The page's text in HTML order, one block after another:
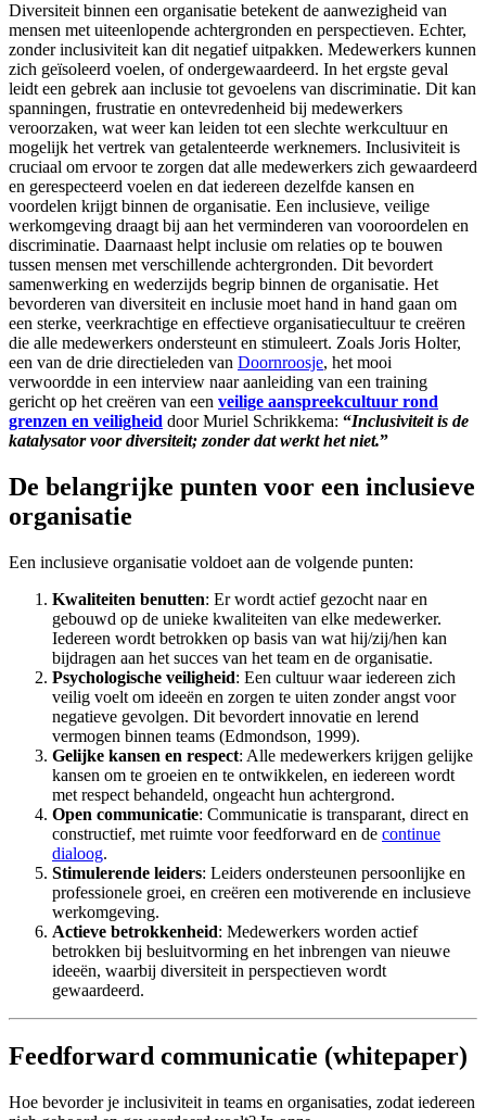
Diversiteit binnen een organisatie betekent de aanwezigheid van
mensen met uiteenlopende achtergronden en perspectieven. Echter,
zonder inclusiviteit kan dit negatief uitpakken. Medewerkers kunnen
zich geïsoleerd voelen, of ondergewaardeerd. In het ergste geval
leidt een gebrek aan inclusie tot gevoelens van discriminatie. Dit kan
spanningen, frustratie en ontevredenheid bij medewerkers
veroorzaken, wat weer kan leiden tot een slechte werkcultuur en
mogelijk het vertrek van getalenteerde werknemers. Inclusiviteit is
cruciaal om ervoor te zorgen dat alle medewerkers zich gewaardeerd
en gerespecteerd voelen en dat iedereen dezelfde kansen en
voordelen krijgt binnen de organisatie. Een inclusieve, veilige
werkomgeving draagt bij aan het verminderen van vooroordelen en
discriminatie. Daarnaast helpt inclusie om relaties op te bouwen
tussen mensen met verschillende achtergronden. Dit bevordert
samenwerking en wederzijds begrip binnen de organisatie. Het
bevorderen van diversiteit en inclusie moet hand in hand gaan om
een sterke, veerkrachtige en effectieve organisatiecultuur te creëren
die alle medewerkers ondersteunt en stimuleert. Zoals Joris Holter,
een van de drie directieleden van Doornroosje, het mooi
verwoordde in een interview naar aanleiding van een training
gericht op het creëren van een veilige aanspreekcultuur rond
grenzen en veiligheid door Muriel Schrikkema: “Inclusiviteit is de
katalysator voor diversiteit; zonder dat werkt het niet.”
De belangrijke punten voor een inclusieve
organisatie
Een inclusieve organisatie voldoet aan de volgende punten:
Kwaliteiten benutten: Er wordt actief gezocht naar en
gebouwd op de unieke kwaliteiten van elke medewerker.
Iedereen wordt betrokken op basis van wat hij/zij/hen kan
bijdragen aan het succes van het team en de organisatie.
Psychologische veiligheid: Een cultuur waar iedereen zich
veilig voelt om ideeën en zorgen te uiten zonder angst voor
negatieve gevolgen. Dit bevordert innovatie en lerend
vermogen binnen teams (Edmondson, 1999).
Gelijke kansen en respect: Alle medewerkers krijgen gelijke
kansen om te groeien en te ontwikkelen, en iedereen wordt
met respect behandeld, ongeacht hun achtergrond.
Open communicatie: Communicatie is transparant, direct en
constructief, met ruimte voor feedforward en de continue
dialoog.
Stimulerende leiders: Leiders ondersteunen persoonlijke en
professionele groei, en creëren een motiverende en inclusieve
werkomgeving.
Actieve betrokkenheid: Medewerkers worden actief
betrokken bij besluitvorming en het inbrengen van nieuwe
ideeën, waarbij diversiteit in perspectieven wordt
gewaardeerd.
Feedforward communicatie (whitepaper)
Hoe bevorder je inclusiviteit in teams en organisaties, zodat iedereen